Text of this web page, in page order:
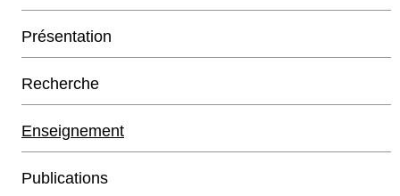
Présentation
Recherche
Enseignement
Publications